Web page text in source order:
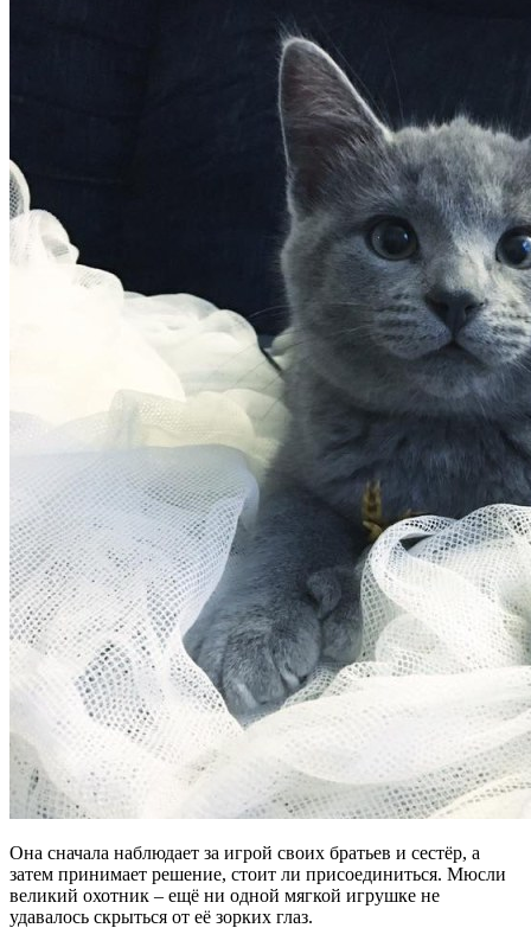
Она сначала наблюдает за игрой своих братьев и сестёр, а
затем принимает решение, стоит ли присоединиться. Мюсли
великий охотник – ещё ни одной мягкой игрушке не
удавалось скрыться от её зорких глаз.